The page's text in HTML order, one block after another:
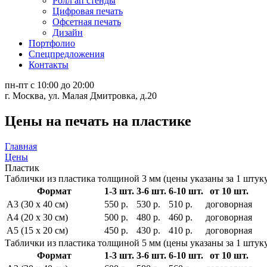
Цифровая печать
Офсетная печать
Дизайн
Портфолио
Спецпредложения
Контакты
пн-пт с 10:00 до 20:00
г. Москва, ул. Малая Дмитровка, д.20
Цены на печать на пластике
Главная
Цены
Пластик
Таблички из пластика толщиной 3 мм (цены указаны за 1
Формат
1-3 шт. 3-6 шт. 6-10 шт.
от 10 шт.
A3 (30 x 40 см)
550 р. 530 р. 510 р.
договорная
A4 (20 x 30 см)
500 р. 480 р. 460 р.
договорная
A5 (15 x 20 см)
450 р. 430 р. 410 р.
договорная
Таблички из пластика толщиной 5 мм (цены указаны за 1
Формат
1-3 шт. 3-6 шт. 6-10 шт.
от 10 шт.